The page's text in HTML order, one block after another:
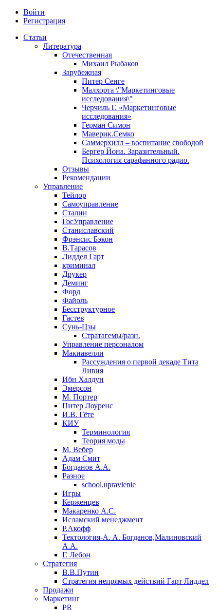
Войти
Регистрация
Статьи
Литература
Отечественная
Михаил Рыбаков
Зарубежная
Питер Сенге
Малхорта \"Маркетинговые
исследования\"
Черчиль Г. «Маркетинговые
исследования»
Герман Симон
Маверик.Семко
Саммерхилл – воспитание свободой
Бергер Йона. Заразительный.
Психология сарафанного радио.
Отзывы
Рекомендации
Управление
Тейлор
Самоуправление
Сталин
ГосУправление
Станиславский
Фрэнсис Бэкон
В.Тарасов
Лиддел Гарт
криминал
Друкер
Деминг
Форд
Файоль
Бесструктурное
Гастев
Сунь-Цзы
Стратагемы/разн.
Управление персоналом
Макиавелли
Рассуждения о первой декаде Тита
Ливия
Ибн Халдун
Эмерсон
М. Портер
Питер Лоуренс
И.В. Гёте
КИУ
Терминология
Теория моды
М. Вебер
Адам Смит
Богданов А.А.
Разное
school.upravlenie
Игры
Керженцев
Макаренко А.С.
Исламский менеджмент
Р.Акофф
Тектология-А. А. Богданов,Малиновский
А.А.
​Г. Лебон
Стратегия
В.В.Путин
​Стратегия непрямых действий Гарт Лиддел
Продажи
Маркетинг
PR